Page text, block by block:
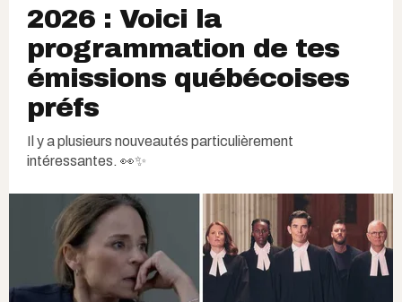
2026 : Voici la
programmation de tes
émissions québécoises
préfs
Il y a plusieurs nouveautés particulièrement
intéressantes. 👀✨